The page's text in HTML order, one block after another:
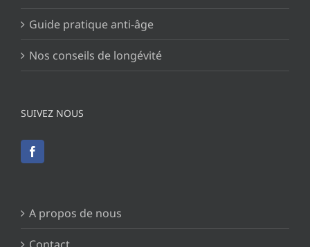
Guide pratique anti-âge
Nos conseils de longévité
SUIVEZ NOUS
A propos de nous